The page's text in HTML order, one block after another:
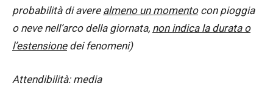
probabilità di avere almeno un momentocon pioggia
o neve nell’arco della giornata, non indica la durata o
l’estensionedei fenomeni)
Attendibilità: media